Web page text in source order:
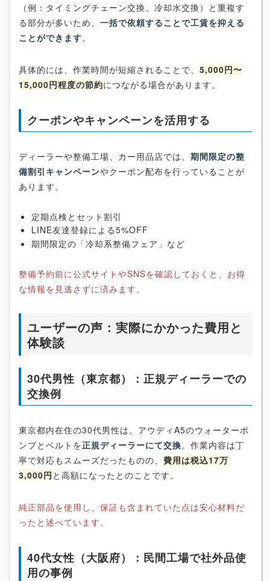
（例：タイミングチェーン交換、冷却水交換）と重複す
る部分が多いため、 一括で依頼することで工賃を抑える
ことができます。
具体的には、作業時間が短縮されることで、 5,000円〜
15,000円程度の節約につながる場合があります。
クーポンやキャンペーンを活用する
ディーラーや整備工場、カー用品店では、 期間限定の整
備割引キャンペーンやクーポン配布を行っていることが
あります。
定期点検とセット割引
LINE友達登録による5%OFF
期間限定の「冷却系整備フェア」など
整備予約前に公式サイトやSNSを確認しておくと、お得
な情報を見逃さずに済みます。
ユーザーの声：実際にかかった費用と
体験談
30代男性（東京都）：正規ディーラーでの
交換例
東京都内在住の30代男性は、アウディA5のウォーターポ
ンプとベルトを正規ディーラーにて交換。作業内容は丁
寧で対応もスムーズだったものの、 費用は税込17万
3,000円 と高額になったとのことです。
純正部品を使用し、保証も含まれていた点は安心材料だ
ったと述べています。
40代女性（大阪府）：民間工場で社外品使
用の事例